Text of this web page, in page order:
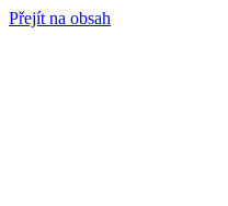
Přejít na obsah